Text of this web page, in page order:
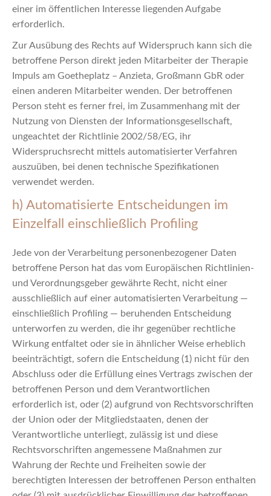
einer im öffentlichen Interesse liegenden Aufgabe
erforderlich.
Zur Ausübung des Rechts auf Widerspruch kann sich die
betroffene Person direkt jeden Mitarbeiter der Therapie
Impuls am Goetheplatz – Anzieta, Großmann GbR oder
einen anderen Mitarbeiter wenden. Der betroffenen
Person steht es ferner frei, im Zusammenhang mit der
Nutzung von Diensten der Informationsgesellschaft,
ungeachtet der Richtlinie 2002/58/EG, ihr
Widerspruchsrecht mittels automatisierter Verfahren
auszuüben, bei denen technische Spezifikationen
verwendet werden.
h) Automatisierte Entscheidungen im
Einzelfall einschließlich Profiling
Jede von der Verarbeitung personenbezogener Daten
betroffene Person hat das vom Europäischen Richtlinien-
und Verordnungsgeber gewährte Recht, nicht einer
ausschließlich auf einer automatisierten Verarbeitung —
einschließlich Profiling — beruhenden Entscheidung
unterworfen zu werden, die ihr gegenüber rechtliche
Wirkung entfaltet oder sie in ähnlicher Weise erheblich
beeinträchtigt, sofern die Entscheidung (1) nicht für den
Abschluss oder die Erfüllung eines Vertrags zwischen der
betroffenen Person und dem Verantwortlichen
erforderlich ist, oder (2) aufgrund von Rechtsvorschriften
der Union oder der Mitgliedstaaten, denen der
Verantwortliche unterliegt, zulässig ist und diese
Rechtsvorschriften angemessene Maßnahmen zur
Wahrung der Rechte und Freiheiten sowie der
berechtigten Interessen der betroffenen Person enthalten